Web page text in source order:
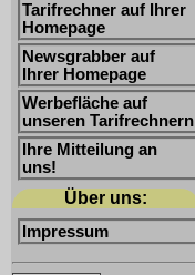
Tarifrechner auf Ihrer
Homepage
Newsgrabber auf
Ihrer Homepage
Werbefläche auf
unseren Tarifrechnern
Ihre Mitteilung an
uns!
Über uns:
Impressum